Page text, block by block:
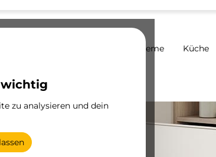
zu analysieren und dein
Schiebesysteme Küche